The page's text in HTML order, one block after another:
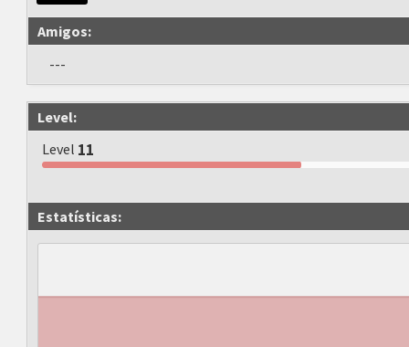
Amigos:
---
Level:
Level 11
Estatísticas: